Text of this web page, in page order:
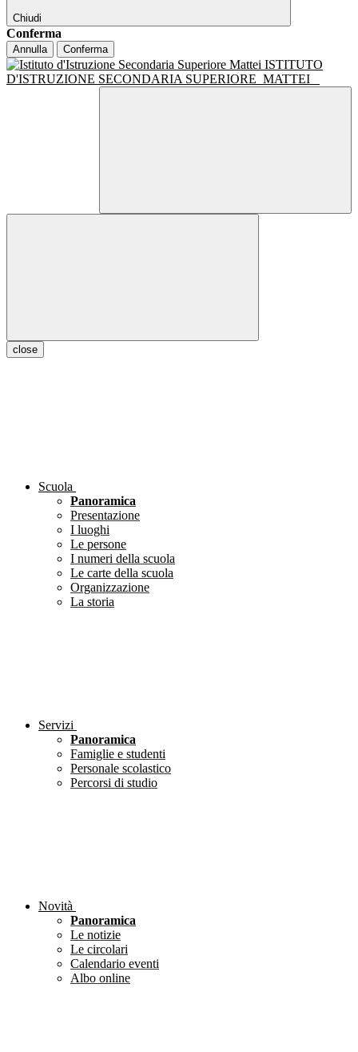
Chiudi
Conferma
Annulla Conferma
ISTITUTO
D'ISTRUZIONE SECONDARIA SUPERIORE MATTEI
close
Scuola
Panoramica
Presentazione
I luoghi
Le persone
I numeri della scuola
Le carte della scuola
Organizzazione
La storia
Servizi
Panoramica
Famiglie e studenti
Personale scolastico
Percorsi di studio
Novità
Panoramica
Le notizie
Le circolari
Calendario eventi
Albo online